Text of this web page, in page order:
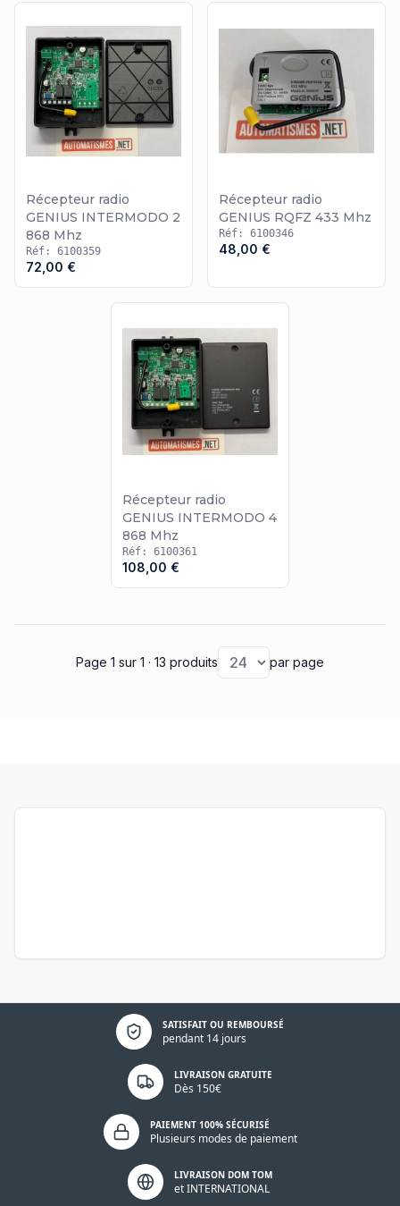
Récepteur radio
GENIUS INTERMODO 2
868 Mhz
Réf: 6100359
72,00 €
Récepteur radio
GENIUS RQFZ 433 Mhz
Réf: 6100346
48,00 €
Récepteur radio
GENIUS INTERMODO 4
868 Mhz
Réf: 6100361
108,00 €
Page 1 sur 1 · 13 produits par page
SATISFAIT OU REMBOURSÉ
pendant 14 jours
Politique de confidentialité
LIVRAISON GRATUITE
Dès 150€
PAIEMENT 100% SÉCURISÉ
Plusieurs modes de paiement
LIVRAISON DOM TOM
et INTERNATIONAL